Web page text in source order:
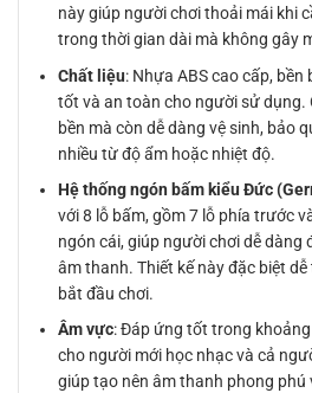
này giúp người chơi thoải mái khi
trong thời gian dài mà không gây
Chất liệu: Nhựa ABS cao cấp,
tốt và an toàn cho người sử dụng.
bền mà còn dễ dàng vệ sinh, bảo
nhiều từ độ ẩm hoặc nhiệt độ.
Hệ thống ngón bấm kiểu Đức
với 8 lỗ bấm, gồm 7 lỗ phía trước
ngón cái, giúp người chơi dễ dàng
âm thanh. Thiết kế này đặc biệt
bắt đầu chơi.
Âm vực: Đáp ứng tốt trong
cho người mới học nhạc và cả
giúp tạo nên âm thanh phong phú